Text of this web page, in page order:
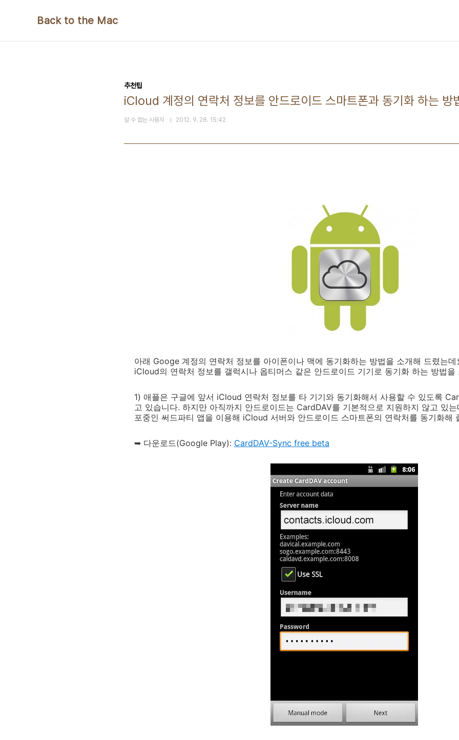
Back to the Mac
추천팁
iCloud 계정의 연락처 정보를 안드로이드 스마트폰과 동기화 하는 방
알 수 없는 사용자 2012. 9. 28. 15:42
아래 Googe 계정의 연락처 정보를 아이폰이나 맥에 동기화하는 방법을 소개해 드렸는
iCloud의 연락처 정보를 갤럭시나 옵티머스 같은 안드로이드 기기로 동기화 하는 방법을
1) 애플은 구글에 앞서 iCloud 연락처 정보를 타 기기와 동기화해서 사용할 수 있도록
고 있습니다. 하지만 아직까지 안드로이드는 CardDAV를 기본적으로 지원하지 않고 있
포중인 써드파티 앱을 이용해 iCloud 서버와 안드로이드 스마트폰의 연락처를 동기화해
➥ 다운로드(Google Play): CardDAV-Sync free beta